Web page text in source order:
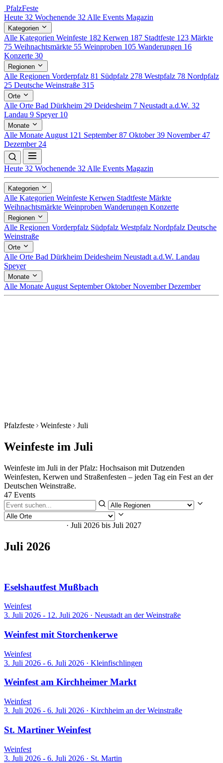
PfalzFeste
Heute 32 Wochenende 32 Alle Events Magazin
Kategorien
Alle Kategorien Weinfeste 182 Kerwen 187 Stadtfeste 123 Märkte
75 Weihnachtsmärkte 55 Weinproben 105 Wanderungen 16
Konzerte 30
Regionen
Alle Regionen Vorderpfalz 81 Südpfalz 278 Westpfalz 78 Nordpfalz
25 Deutsche Weinstraße 315
Orte
Alle Orte Bad Dürkheim 29 Deidesheim 7 Neustadt a.d.W. 32
Landau 9 Speyer 10
Monate
Alle Monate August 121 September87 Oktober39 November47
Dezember 24
Heute 32 Wochenende 32 Alle Events Magazin
Kategorien
Alle Kategorien Weinfeste Kerwen Stadtfeste Märkte
Weihnachtsmärkte Weinproben Wanderungen Konzerte
Regionen
Alle Regionen Vorderpfalz Südpfalz Westpfalz Nordpfalz Deutsche
Weinstraße
Orte
Alle Orte Bad Dürkheim Deidesheim Neustadt a.d.W. Landau
Speyer
Monate
Alle Monate August SeptemberOktoberNovemberDezember
Pfalzfeste Weinfeste Juli
Weinfeste im Juli
Weinfeste im Juli in der Pfalz: Hochsaison mit Dutzenden
Weinfesten, Kerwen und Straßenfesten – jeden Tag ein Fest an der
Deutschen Weinstraße.
47 Events
· Juli 2026 bis Juli 2027
Juli 2026
Eselshautfest Mußbach
Weinfest
3. Juli 2026 - 12. Juli 2026 · Neustadt an der Weinstraße
Weinfest mit Storchenkerwe
Weinfest
3. Juli 2026 - 6. Juli 2026 · Kleinfischlingen
Weinfest am Kirchheimer Markt
Weinfest
3. Juli 2026 - 6. Juli 2026 · Kirchheim an der Weinstraße
St. Martiner Weinfest
Weinfest
3. Juli 2026 - 6. Juli 2026 · St. Martin